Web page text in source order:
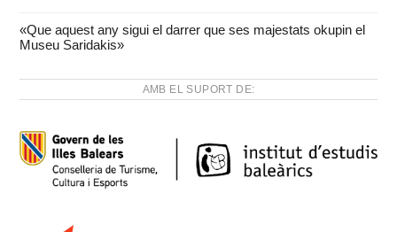
«Que aquest any sigui el darrer que ses majestats okupin el
Museu Saridakis»
AMB EL SUPORT DE: